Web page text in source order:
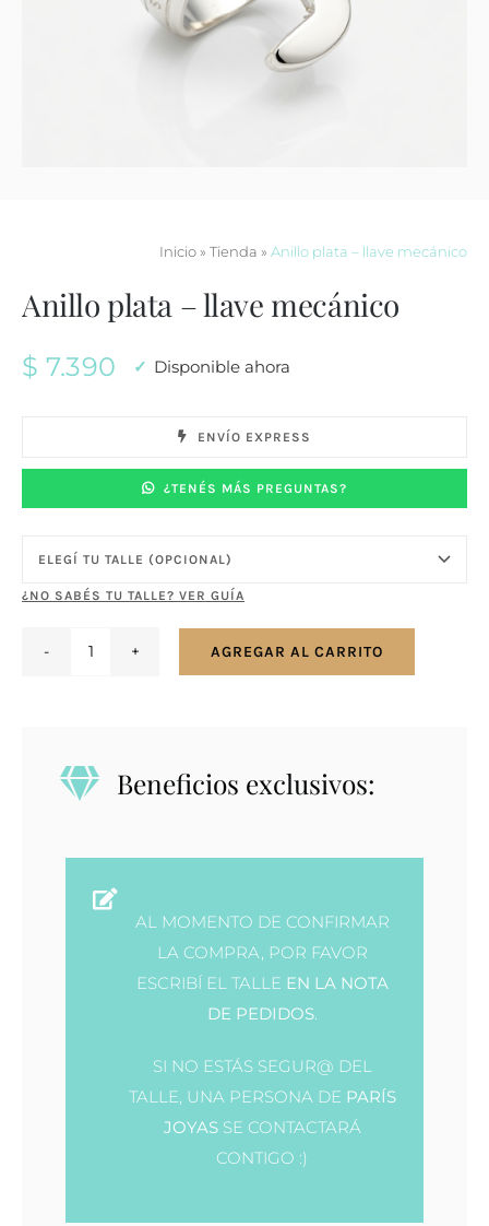
Inicio» Tienda » Anillo plata – llave mecánico
Anillo plata – llave mecánico
$ 7.390 Disponible ahora
ENVÍO EXPRESS
¿TENÉS MÁS PREGUNTAS?
¿NO SABÉS TU TALLE? VER GUÍA
mecánico
AGREGAR AL CARRITO
Beneficios exclusivos:
AL MOMENTO DE CONFIRMAR
LA COMPRA, POR FAVOR
ESCRIBÍ EL TALLE EN LA NOTA
DE PEDIDOS.
SI NO ESTÁS SEGUR@ DEL
TALLE, UNA PERSONA DE PARÍS
JOYASSE CONTACTARÁ
CONTIGO :)